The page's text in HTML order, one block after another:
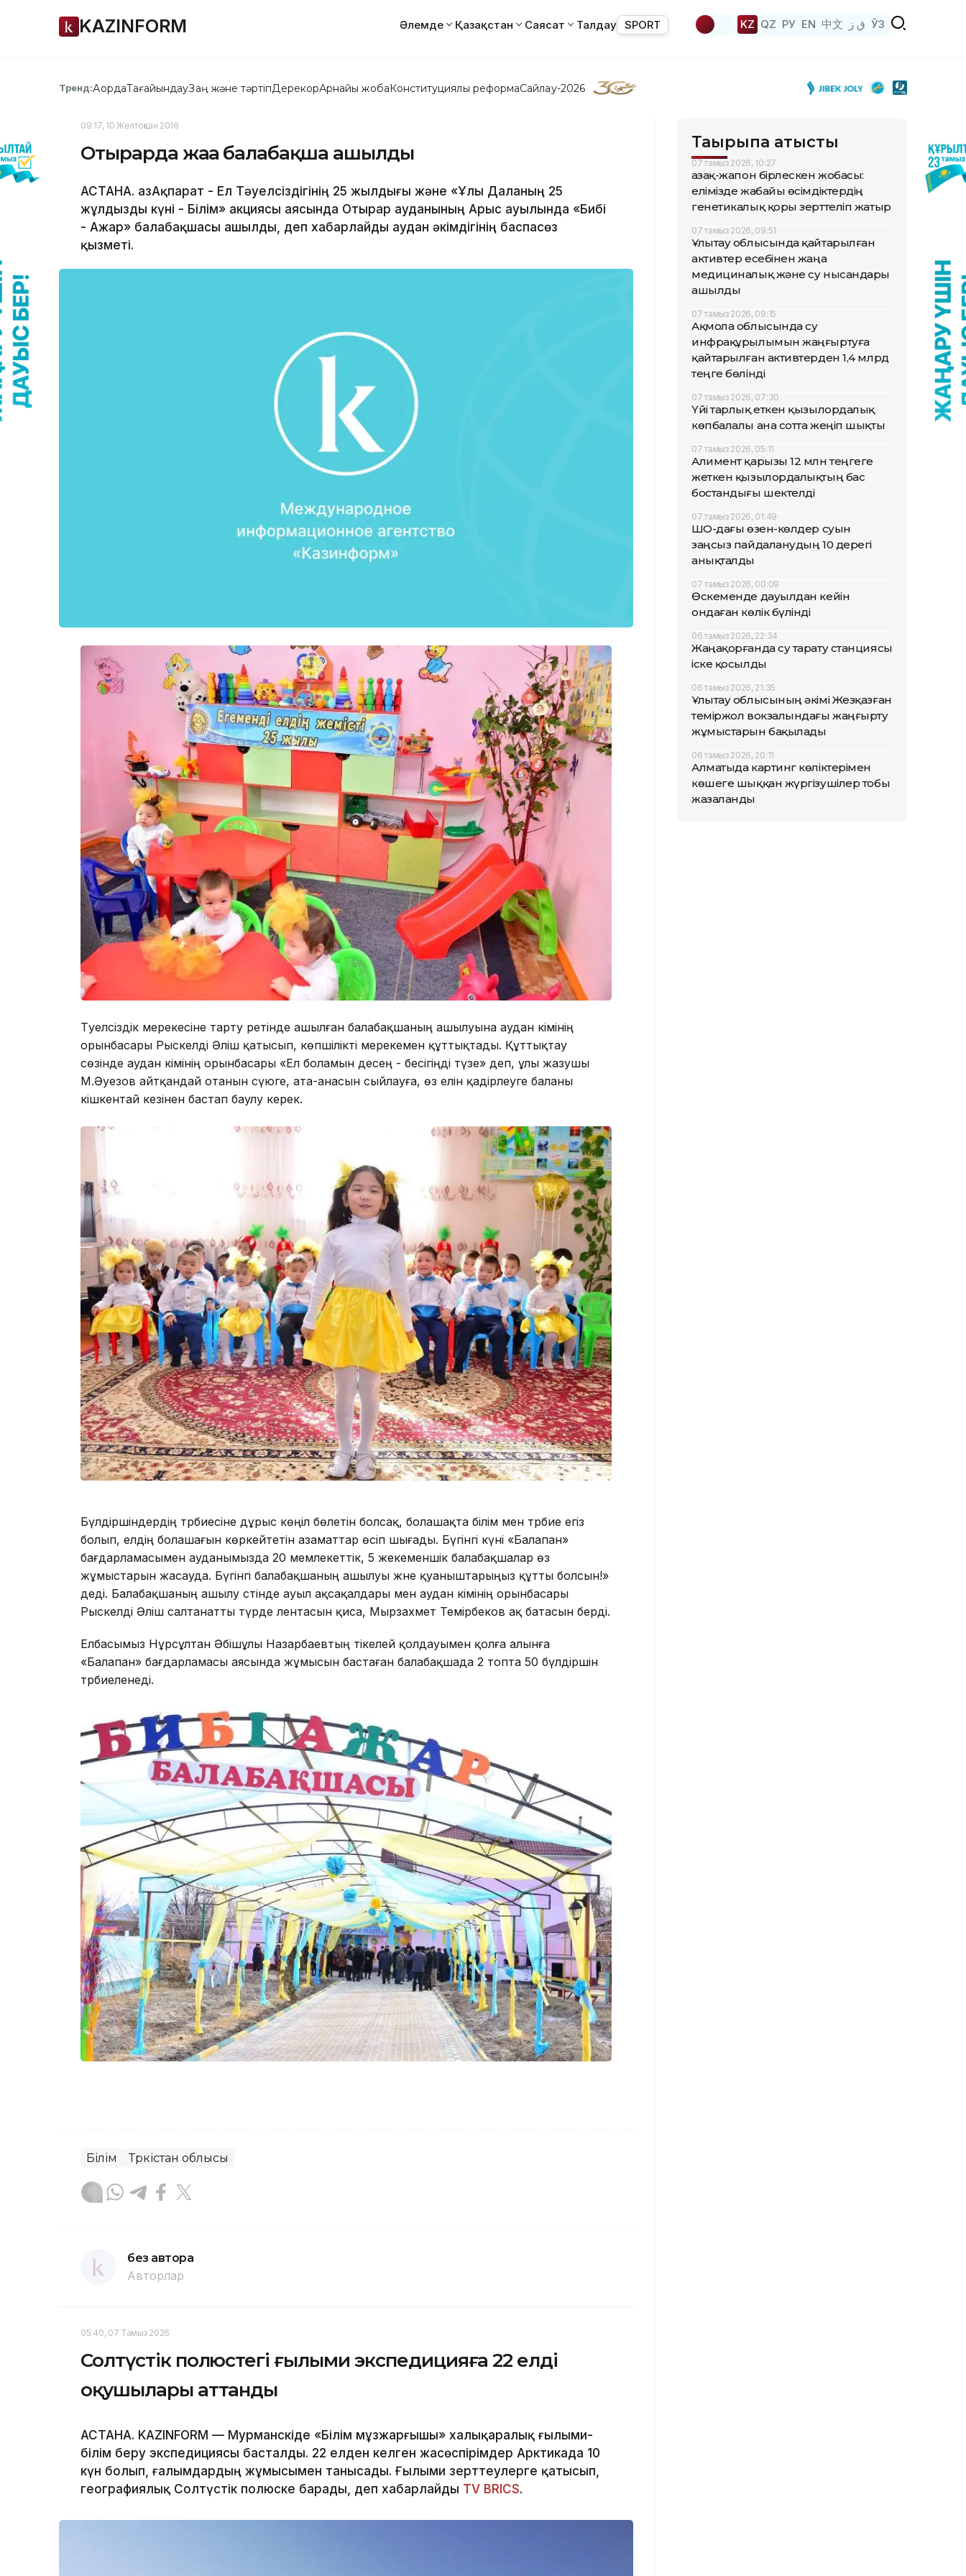
KAZINFORM Әлемде Қазақстан Саясат Талдау SPORT KZ QZ РУ EN 中文 ق ز ЎЗ
Тренд:АқордаТағайындауЗаң және тәртіпДерекқорАрнайы жобаКонституциялық реформаСайлау-2026
09:17, 10 Желтоқсан 2016
Отырарда жаңа балабақша ашылды
АСТАНА. ҚазАқпарат - Ел Тәуелсіздігінің 25 жылдығы және «Ұлы Даланың 25
жұлдызды күні - Білім» акциясы аясында Отырар ауданының Арыс ауылында «Бибі
- Ажар» балабақшасы ашылды, деп хабарлайды аудан әкімдігінің баспасөз
қызметі.
Тәуелсіздік мерекесіне тарту ретінде ашылған балабақшаның ашылуына аудан әкімінің
орынбасары Рыскелді Әліш қатысып, көпшілікті мерекемен құттықтады. Құттықтау
сөзінде аудан әкімінің орынбасары «Ел боламын десең - бесігіңді түзе» деп, ұлы жазушы
М.Әуезов айтқандай отанын сүюге, ата-анасын сыйлауға, өз елін қадірлеуге баланы
кішкентай кезінен бастап баулу керек.
Бүлдіршіндердің тәрбиесіне дұрыс көңіл бөлетін болсақ, болашақта білім мен тәрбие егіз
болып, елдің болашағын көркейтетін азаматтар өсіп шығады. Бүгінгі күні «Балапан»
бағдарламасымен ауданымызда 20 мемлекеттік, 5 жекеменшік балабақшалар өз
жұмыстарын жасауда. Бүгінгі балабақшаның ашылуы және қуаныштарыңыз құтты болсын!»
деді. Балабақшаның ашылу сәтінде ауыл ақсақалдары мен аудан әкімінің орынбасары
Рыскелді Әліш салтанатты түрде лентасын қиса, Мырзахмет Темірбеков ақ батасын берді.
Елбасымыз Нұрсұлтан Әбішұлы Назарбаевтың тікелей қолдауымен қолға алынға
«Балапан» бағдарламасы аясында жұмысын бастаған балабақшада 2 топта 50 бүлдіршін
тәрбиеленеді.
Білім Түркістан облысы
без автора
Авторлар
05:40, 07 Тамыз 2026
Солтүстік полюстегі ғылыми экспедицияға 22 елдің
оқушылары аттанды
АСТАНА. KAZINFORM — Мурманскіде «Білім мұзжарғышы» халықаралық ғылыми-
білім беру экспедициясы басталды. 22 елден келген жасөспірімдер Арктикада 10
күн болып, ғалымдардың жұмысымен танысады. Ғылыми зерттеулерге қатысып,
географиялық Солтүстік полюске барады, деп хабарлайды TV BRICS.
Тақырыпқа қатысты
07 тамыз 2026, 10:27
Қазақ-жапон бірлескен жобасы:
елімізде жабайы өсімдіктердің
генетикалық қоры зерттеліп жатыр
07 тамыз 2026, 09:51
Ұлытау облысында қайтарылған
активтер есебінен жаңа
медициналық және су нысандары
ашылды
07 тамыз 2026, 09:15
Ақмола облысында су
инфрақұрылымын жаңғыртуға
қайтарылған активтерден 1,4 млрд
теңге бөлінді
07 тамыз 2026, 07:30
Үйі тарлық еткен қызылордалық
көпбалалы ана сотта жеңіп шықты
07 тамыз 2026, 05:11
Алимент қарызы 12 млн теңгеге
жеткен қызылордалықтың бас
бостандығы шектелді
07 тамыз 2026, 01:49
ШҚО-дағы өзен-көлдер суын
заңсыз пайдаланудың 10 дерегі
анықталды
07 тамыз 2026, 00:09
Өскеменде дауылдан кейін
ондаған көлік бүлінді
06 тамыз 2026, 22:34
Жаңақорғанда су тарату станциясы
іске қосылды
06 тамыз 2026, 21:35
Ұлытау облысының әкімі Жезқазған
теміржол вокзалындағы жаңғырту
жұмыстарын бақылады
06 тамыз 2026, 20:11
Алматыда картинг көліктерімен
көшеге шыққан жүргізушілер тобы
жазаланды